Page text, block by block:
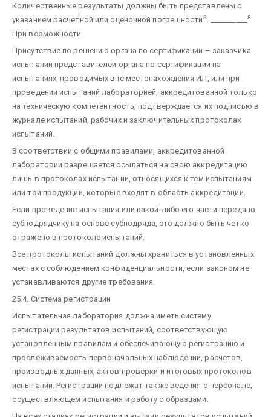
Количественные результаты должны быть представлены с
указанием расчетной или оценочной погрешности8 8
При возможности.
Присутствие по решению органа по сертификации – заказчика
испытаний представителей органа по сертификации на
испытаниях, проводимых вне местонахождения ИЛ, или при
проведении испытаний лабораторией, аккредитованной только
на техническую компетентность, подтверждается их подписью в
журнале испытаний, рабочих и заключительных протоколах
испытаний.
В соответствии с общими правилами, аккредитованной
лаборатории разрешается ссылаться на свою аккредитацию
лишь в протоколах испытаний, относящихся к тем испытаниям
или той продукции, которые входят в область аккредитации.
Если проведение испытания или какой-либо его части передано
субподрядчику на основе субподряда, это должно быть четко
отражено в протоколе испытаний.
Все протоколы испытаний должны храниться в установленных
местах с соблюдением конфиденциальности, если законом не
устанавливаются другие требования.
25.4. Система регистрации
Испытательная лаборатория должна иметь систему
регистрации результатов испытаний, соответствующую
установленным правилам и обеспечивающую регистрацию и
прослеживаемость первоначальных наблюдений, расчетов,
производных данных, актов проверки и итоговых протоколов
испытаний. Регистрации подлежат также ведения о персонале,
осуществляющем испытания и работу с образцами.